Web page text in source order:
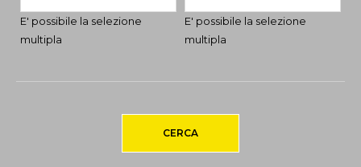
E' possibile la selezione
multipla
E' possibile la selezione
multipla
CERCA